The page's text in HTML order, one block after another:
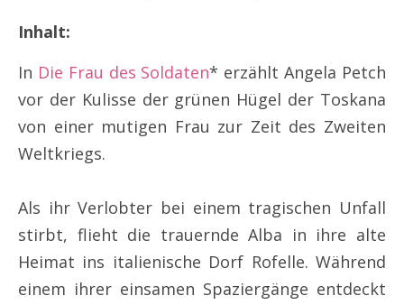
Inhalt:
In Die Frau des Soldaten* erzählt Angela Petch
vor der Kulisse der grünen Hügel der Toskana
von einer mutigen Frau zur Zeit des Zweiten
Weltkriegs.
Als ihr Verlobter bei einem tragischen Unfall
stirbt, flieht die trauernde Alba in ihre alte
Heimat ins italienische Dorf Rofelle. Während
einem ihrer einsamen Spaziergänge entdeckt